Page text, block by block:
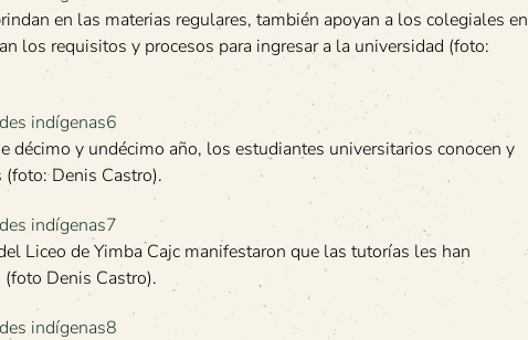
en las materias regulares, también apoyan a los colegiales en
los requisitos y procesos para ingresar a la universidad (foto:
décimo y undécimo año, los estudiantes universitarios conocen y
Denis Castro).
Liceo de Yimba Cajc manifestaron que las tutorías les han
Denis Castro).